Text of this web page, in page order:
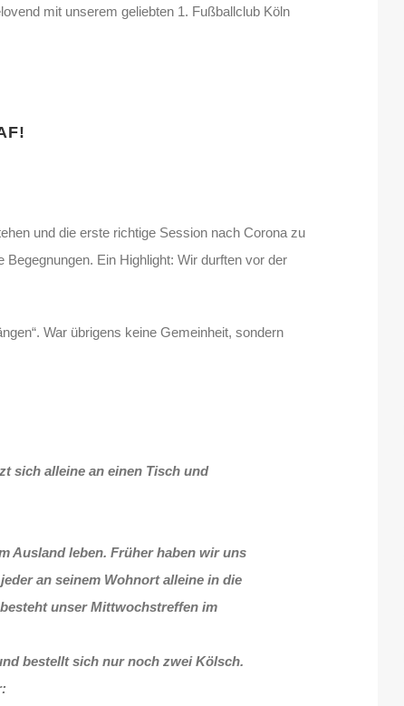
mit unserem geliebten 1. Fußballclub Köln
und die erste richtige Session nach Corona zu
Ein Highlight: Wir durften vor der
War übrigens keine Gemeinheit, sondern
sich alleine an einen Tisch und
Ausland leben. Früher haben wir uns
an seinem Wohnort alleine in die
unser Mittwochstreffen im
bestellt sich nur noch zwei Kölsch.